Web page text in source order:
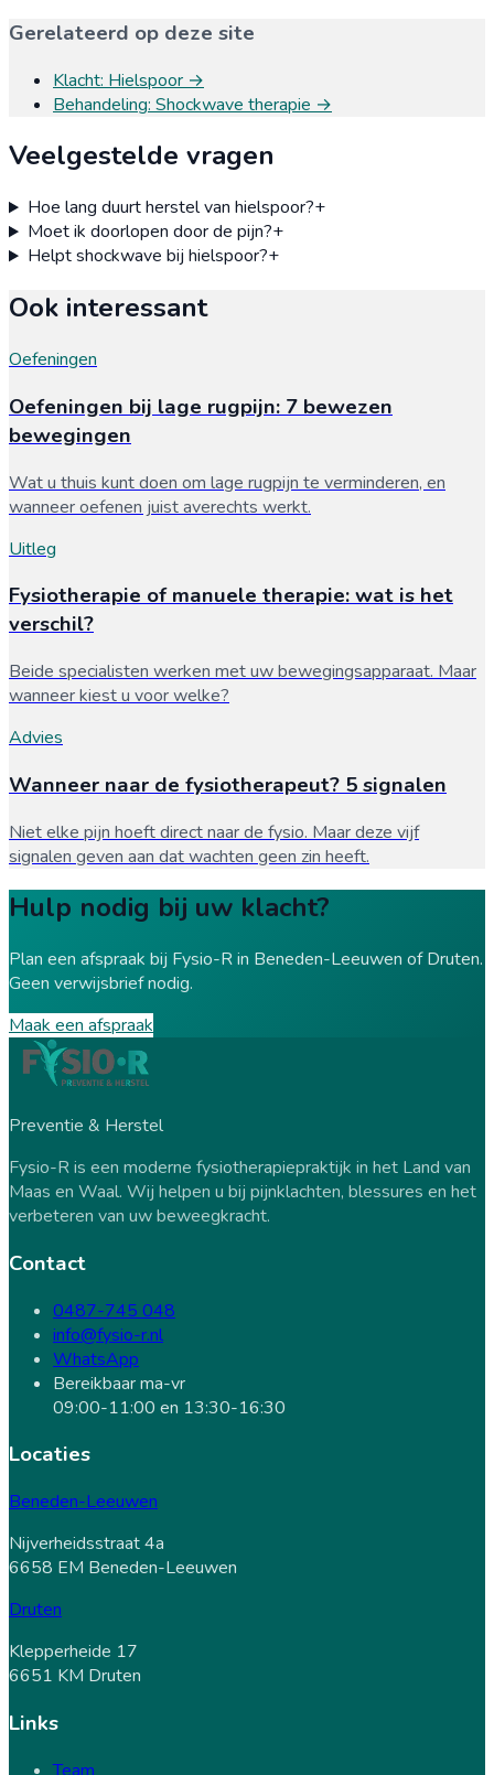
Gerelateerd op deze site
Klacht: Hielspoor →
Behandeling: Shockwave therapie →
Veelgestelde vragen
Hoe lang duurt herstel van hielspoor?+
Moet ik doorlopen door de pijn?+
Helpt shockwave bij hielspoor?+
Ook interessant
Oefeningen
Oefeningen bij lage rugpijn: 7 bewezen
bewegingen
Wat u thuis kunt doen om lage rugpijn te verminderen, en
wanneer oefenen juist averechts werkt.
Uitleg
Fysiotherapie of manuele therapie: wat is het
verschil?
Beide specialisten werken met uw bewegingsapparaat. Maar
wanneer kiest u voor welke?
Advies
Wanneer naar de fysiotherapeut? 5 signalen
Niet elke pijn hoeft direct naar de fysio. Maar deze vijf
signalen geven aan dat wachten geen zin heeft.
Hulp nodig bij uw klacht?
Plan een afspraak bij Fysio-R in Beneden-Leeuwen of Druten.
Geen verwijsbrief nodig.
Maak een afspraak
Preventie & Herstel
Fysio-R is een moderne fysiotherapiepraktijk in het Land van
Maas en Waal. Wij helpen u bij pijnklachten, blessures en het
verbeteren van uw beweegkracht.
Contact
0487-745 048
info@fysio-r.nl
WhatsApp
Bereikbaar ma-vr
09:00-11:00 en 13:30-16:30
Locaties
Beneden-Leeuwen
Nijverheidsstraat 4a
6658 EM Beneden-Leeuwen
Druten
Klepperheide 17
6651 KM Druten
Links